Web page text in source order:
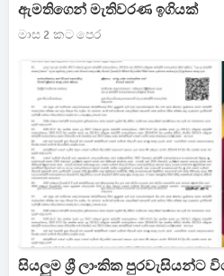
ඇමතිගෙන් මැතිවරණ ඉගියක්
මාස 2 කට පෙර
සියලුම ශ්‍රී ලාංකික පුරවැසියන්ට